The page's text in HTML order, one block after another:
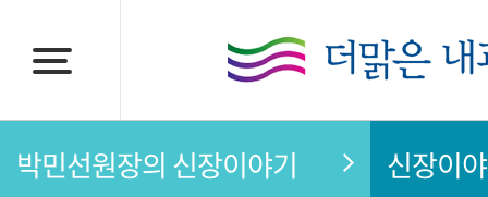
박민선원장의 신장이야기 신장이